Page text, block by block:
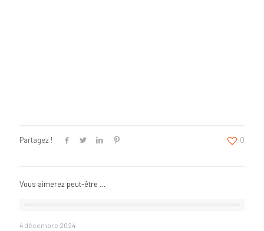
Partagez ! 0
Vous aimerez peut-être …
4 décembre 2024